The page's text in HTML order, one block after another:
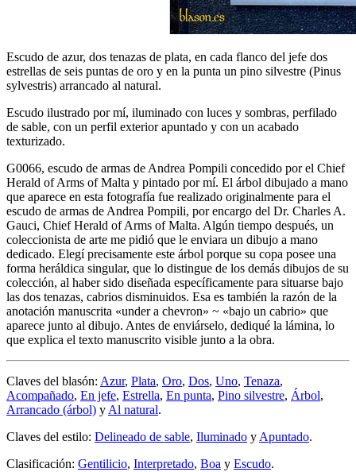
Escudo de azur, dos tenazas de plata, en cada flanco del jefe dos
estrellas de seis puntas de oro y en la punta un pino silvestre (Pinus
sylvestris) arrancado al natural.
Escudo ilustrado por mí, iluminado con luces y sombras, perfilado
de sable, con un perfil exterior apuntado y con un acabado
texturizado.
G0066, escudo de armas de Andrea Pompili concedido por el Chief
Herald of Arms of Malta y pintado por mí. El árbol dibujado a mano
que aparece en esta fotografía fue realizado originalmente para el
escudo de armas de Andrea Pompili, por encargo del Dr. Charles A.
Gauci, Chief Herald of Arms of Malta. Algún tiempo después, un
coleccionista de arte me pidió que le enviara un dibujo a mano
dedicado. Elegí precisamente este árbol porque su copa posee una
forma heráldica singular, que lo distingue de los demás dibujos de su
colección, al haber sido diseñada específicamente para situarse bajo
las dos tenazas, cabrios disminuidos. Esa es también la razón de la
anotación manuscrita «under a chevron» ~ «bajo un cabrio» que
aparece junto al dibujo. Antes de enviárselo, dediqué la lámina, lo
que explica el texto manuscrito visible junto a la obra.
Claves del blasón: Azur, Plata, Oro, Dos, Uno, Tenaza,
Acompañado, En jefe, Estrella, En punta, Pino silvestre, Árbol,
Arrancado (árbol) y Al natural.
Claves del estilo: Delineado de sable, Iluminado y Apuntado.
Clasificación: Gentilicio, Interpretado, Boa y Escudo.